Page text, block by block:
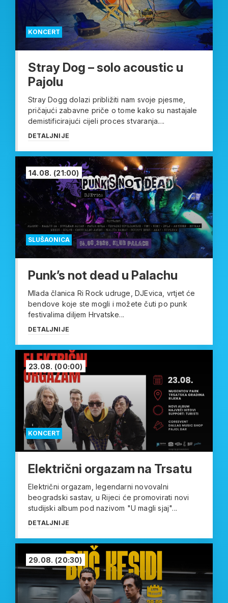
KONCERT
Stray Dog – solo acoustic u
Pajolu
Stray Dogg dolazi približiti nam svoje pjesme,
pričajući zabavne priče o tome kako su nastajale
demistificirajući cijeli proces stvaranja....
DETALJNIJE
SLUŠAONICA
14.08. (21:00)
Punk’s not dead u Palachu
Mlada članica Ri Rock udruge, DJEvica, vrtjet će
bendove koje ste mogli i možete čuti po punk
festivalima diljem Hrvatske...
DETALJNIJE
KONCERT
23.08. (00:00)
Električni orgazam na Trsatu
Električni orgazam, legendarni novovalni
beogradski sastav, u Rijeci će promovirati novi
studijski album pod nazivom "U magli sjaj"...
DETALJNIJE
29.08. (20:30)